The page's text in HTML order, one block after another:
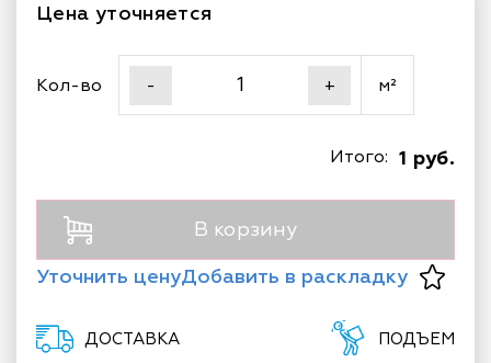
Цена уточняется
Кол-во - + м²
1 руб.
Итого:
В корзину
Уточнить ценуДобавить в раскладку
ДОСТАВКА ПОДЪЕМ